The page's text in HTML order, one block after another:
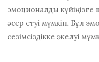
эмоционалды күйіңізге
әсер етуі мүмкін. Бұл
сезімсіздікке әкелуі